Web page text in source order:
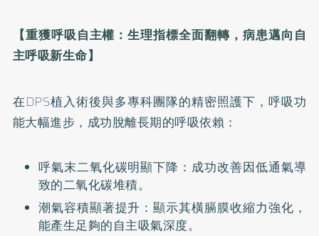
【重獲呼吸自主權：生理指標全面翻轉，病患邁向自
主呼吸新生命】
在DPS植入術後與多專科團隊的精密照護下，呼吸功
能大幅進步，成功脫離長期的呼吸依賴：
呼氣末二氧化碳明顯下降：成功改善因低通氣導
致的二氧化碳堆積。
潮氣容積顯著提升：顯示其橫膈膜收縮力強化，
能產生足夠的自主吸氣深度。